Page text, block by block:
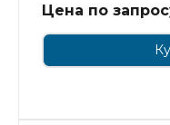
Цена по